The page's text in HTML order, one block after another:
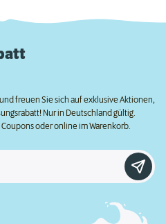
freuen Sie sich auf exklusive Aktionen,
Nur in Deutschland gültig.
oder online im Warenkorb.